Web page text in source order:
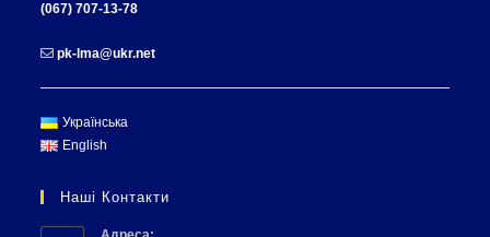
(067) 707-13-78
pk-lma@ukr.net
Українська
English
Наші Контакти